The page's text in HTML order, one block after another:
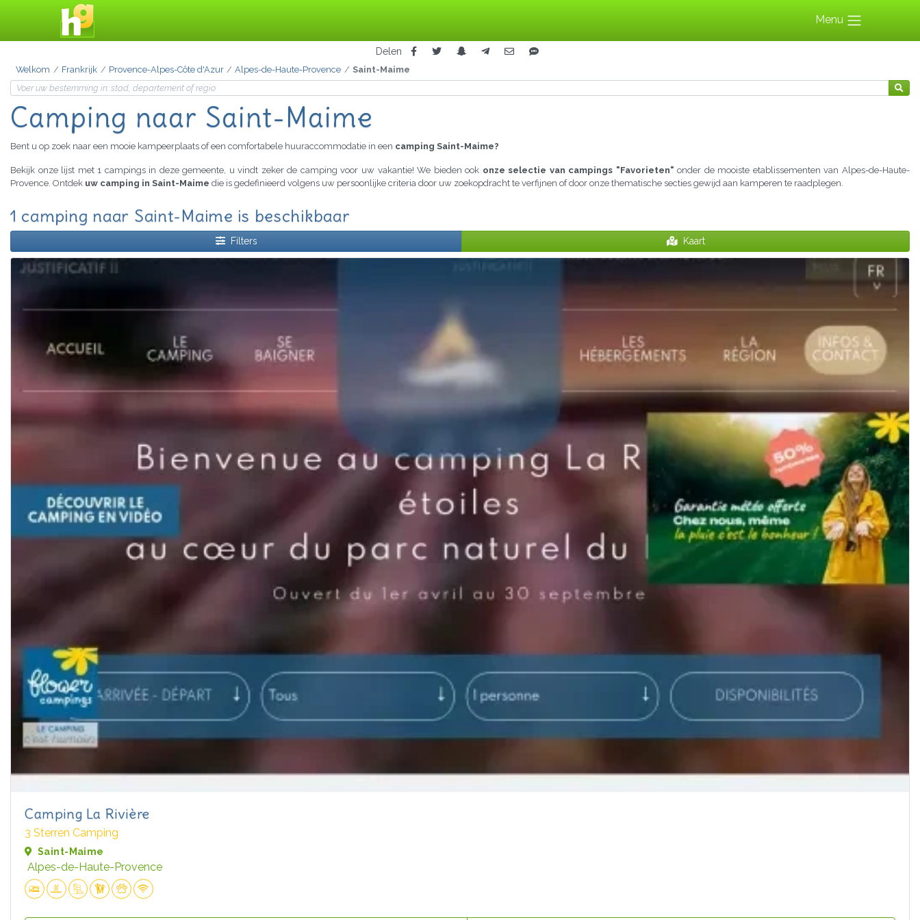
Menu
Delen
Welkom Frankrijk Provence-Alpes-Côte d'Azur Alpes-de-Haute-Provence Saint-Maime
Camping naar Saint-Maime
Bent u op zoek naar een mooie kampeerplaats of een comfortabele huuraccommodatie in een camping Saint-Maime?
Bekijk onze lijst met 1 campings in deze gemeente, u vindt zeker de camping voor uw vakantie! We bieden ook onze selectie van campings "Favorieten" onder de mooiste etablissementen van Alpes-de-Haute-
Provence. Ontdek uw camping in Saint-Maime die is gedefinieerd volgens uw persoonlijke criteria door uw zoekopdracht te verfijnen of door onze thematische secties gewijd aan kamperen te raadplegen.
1 camping naar Saint-Maime is beschikbaar
Filters Kaart
Camping La Rivière
3 Sterren Camping
Saint-Maime
Alpes-de-Haute-Provence